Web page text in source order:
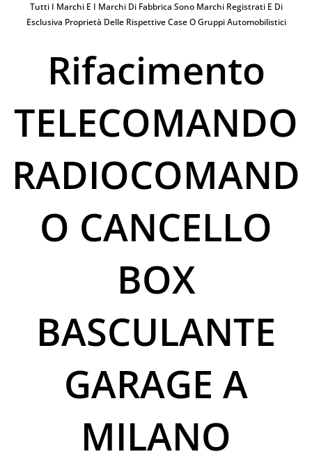
Tutti I Marchi E I Marchi Di Fabbrica Sono Marchi Registrati E Di
Esclusiva Proprietà Delle Rispettive Case O Gruppi Automobilistici
Rifacimento
TELECOMANDO
RADIOCOMAND
O CANCELLO
BOX
BASCULANTE
GARAGE A
MILANO